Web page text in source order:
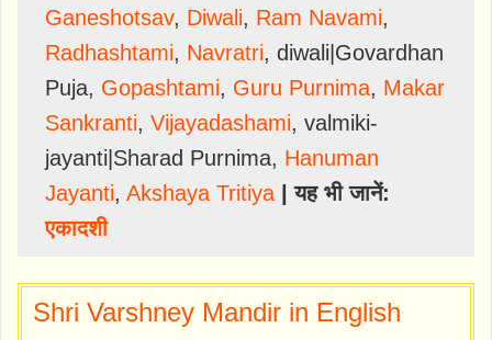
Ganeshotsav, Diwali, Ram Navami,
Radhashtami, Navratri, diwali|Govardhan
Puja, Gopashtami, Guru Purnima, Makar
Sankranti, Vijayadashami, valmiki-
jayanti|Sharad Purnima, Hanuman
Jayanti, Akshaya Tritiya | यह भी जानें:
एकादशी
Shri Varshney Mandir in English